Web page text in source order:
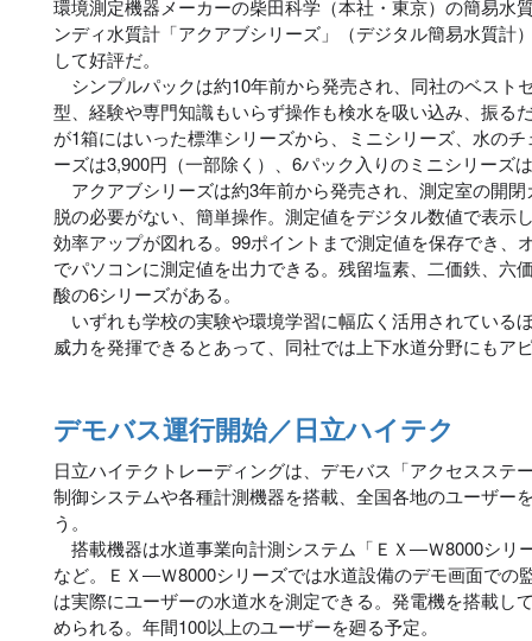
環境測定機器メーカーの柴田科学（本社・東京）の簡易水
ンディ水質計「アクアブシリーズ」（デジタル簡易水質計
して好評だ。
シンプルパックは約10年前から発売され、同社のベスト
型、経験や専門知識もいらず操作も検水を吸い込み、振る
が1箱にはいった標準シリーズから、ミニシリーズ、水の
ーズは3,900円（一部除く）、6パック入りのミニシリーズ
アクアブシリーズは約3年前から発売され、測定室の開
脱の必要がない、簡単操作。測定値をデジタル数値で表示
効率アップが図れる。99ポイントまで測定値を保存でき、
でパソコンに測定値を出力できる。残留塩素、二価鉄、六
酸の6シリーズがある。
いずれも学校の実験や環境学習に幅広く活用されている
威力を発揮できるとあって、同社では上下水道分野にもア
デモバス運行開始／日立ハイテク
日立ハイテクトレーディングは、デモバス「アクセスステ
制御システムや各種計測機器を搭載、全国各地のユーザー
う。
搭載機器は水道事業向計測システム「ＥＸ―Ｗ8000シリ
など。ＥＸ―Ｗ8000シリーズでは水道設備のデモ画面での
は実際にユーザーの水道水を測定できる。発電機を搭載し
められる。年間100以上のユーザーを廻る予定。